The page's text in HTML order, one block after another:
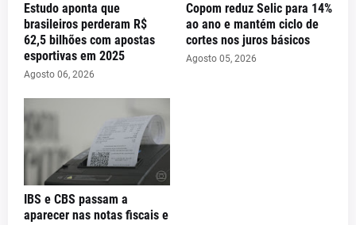
Estudo aponta que
brasileiros perderam R$
62,5 bilhões com apostas
esportivas em 2025
Agosto 06, 2026
Copom reduz Selic para 14%
ao ano e mantém ciclo de
cortes nos juros básicos
Agosto 05, 2026
IBS e CBS passam a
aparecer nas notas fiscais e